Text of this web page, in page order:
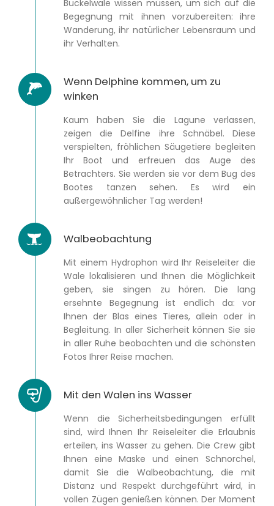
Buckelwale wissen müssen, um sich auf die
Begegnung mit ihnen vorzubereiten: ihre
Wanderung, ihr natürlicher Lebensraum und
ihr Verhalten.
Wenn Delphine kommen, um zu
winken
Kaum haben Sie die Lagune verlassen,
zeigen die Delfine ihre Schnäbel. Diese
verspielten, fröhlichen Säugetiere begleiten
Ihr Boot und erfreuen das Auge des
Betrachters. Sie werden sie vor dem Bug des
Bootes tanzen sehen. Es wird ein
außergewöhnlicher Tag werden!
Walbeobachtung
Mit einem Hydrophon wird Ihr Reiseleiter die
Wale lokalisieren und Ihnen die Möglichkeit
geben, sie singen zu hören. Die lang
ersehnte Begegnung ist endlich da: vor
Ihnen der Blas eines Tieres, allein oder in
Begleitung. In aller Sicherheit können Sie sie
in aller Ruhe beobachten und die schönsten
Fotos Ihrer Reise machen.
Mit den Walen ins Wasser
Wenn die Sicherheitsbedingungen erfüllt
sind, wird Ihnen Ihr Reiseleiter die Erlaubnis
erteilen, ins Wasser zu gehen. Die Crew gibt
Ihnen eine Maske und einen Schnorchel,
damit Sie die Walbeobachtung, die mit
Distanz und Respekt durchgeführt wird, in
vollen Zügen genießen können. Der Moment